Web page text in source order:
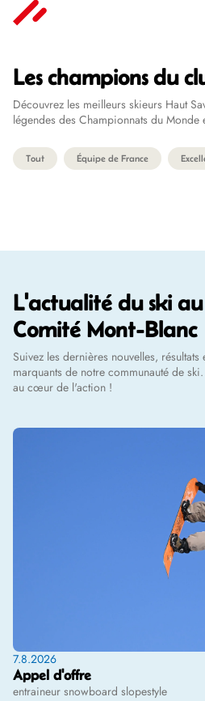
Les champions du
Découvrez les meilleurs skieurs Haut
légendes des Championnats du Monde
Tout Équipe de France
L'actualité du ski
Comité Mont-Blanc
Suivez les dernières nouvelles, résultats
marquants de notre communauté de
au cœur de l'action !
7.8.2026
Appel d'offre
entraineur snowboard slopestyle